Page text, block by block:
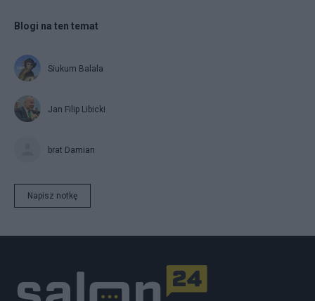
Blogi na ten temat
Siukum Balala
Jan Filip Libicki
brat Damian
Napisz notkę